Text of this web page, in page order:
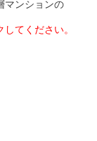
マンションの
てください。